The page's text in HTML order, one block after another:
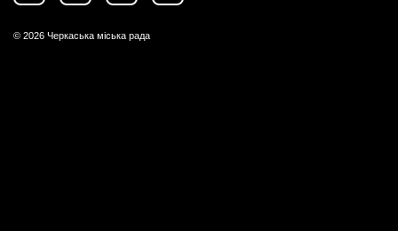
© 2026 Черкаська міська рада